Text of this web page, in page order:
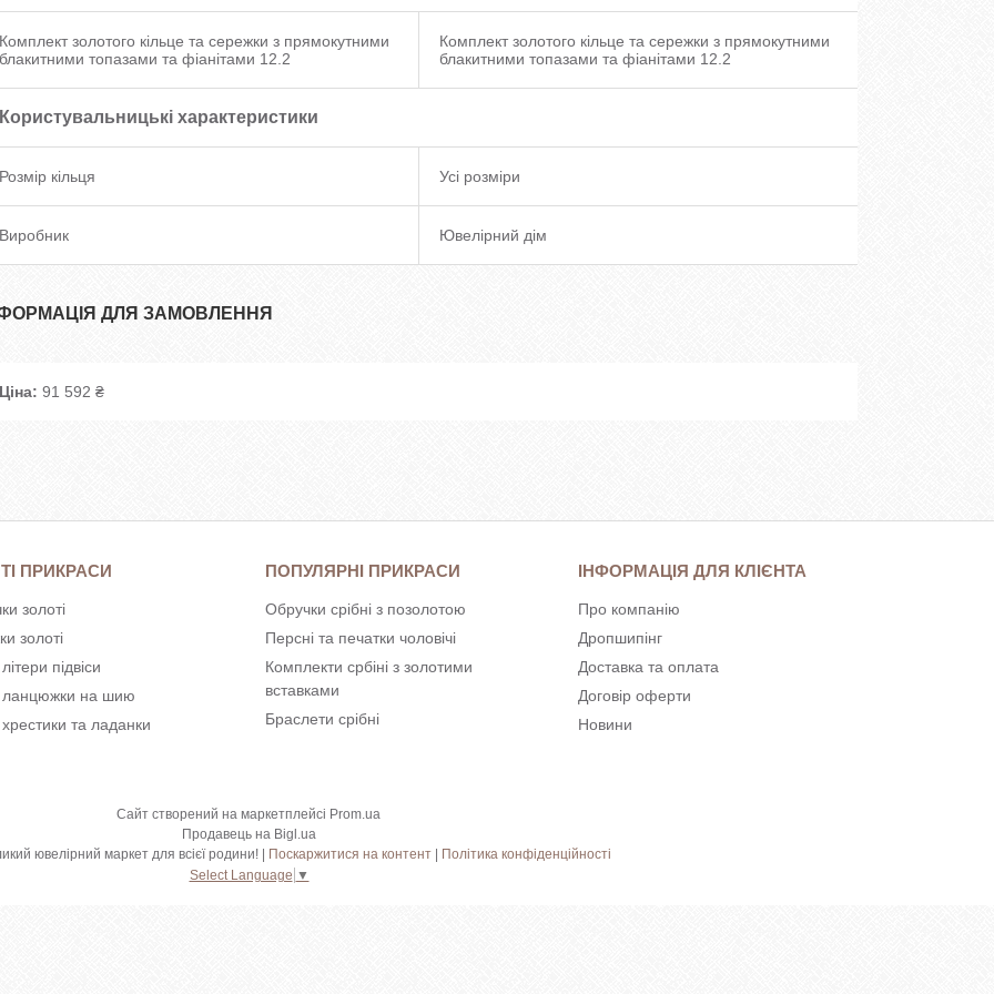
Комплект золотого кільце та сережки з прямокутними
блакитними топазами та фіанітами 12.2
Комплект золотого кільце та сережки з прямокутними
блакитними топазами та фіанітами 12.2
Користувальницькі характеристики
Розмір кільця Усі розміри
Виробник Ювелірний дім
ДЛЯ ЗАМОВЛЕННЯ
Ціна: 91 592 ₴
ПРИКРАСИ
золоті
золоті
підвіси
ланцюжки на шию
хрестики та ладанки
ПОПУЛЯРНІ ПРИКРАСИ
Обручки срібні з позолотою
Персні та печатки чоловічі
Комплекти србіні з золотими
вставками
Браслети срібні
ІНФОРМАЦІЯ ДЛЯ КЛІЄНТА
Про компанію
Дропшипінг
Доставка та оплата
Договір оферти
Новини
Сайт створений на маркетплейсі Prom.ua
Продавець на Bigl.ua
Поскаржитися на контент
Політика конфіденційності
Select Language ▼